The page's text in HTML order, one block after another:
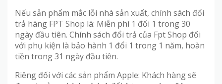
Nếu sản phẩm mắc lỗi nhà sản xuất, chính sách đổi
trả hàng FPT Shop là: Miễn phí 1 đổi 1 trong 30
ngày đầu tiên. Chính sách đổi trả của Fpt Shop đối
với phụ kiện là bảo hành 1 đổi 1 trong 1 năm, hoàn
tiền trong 31 ngày đầu tiên.
Riêng đối với các sản phẩm Apple: Khách hàng sẽ